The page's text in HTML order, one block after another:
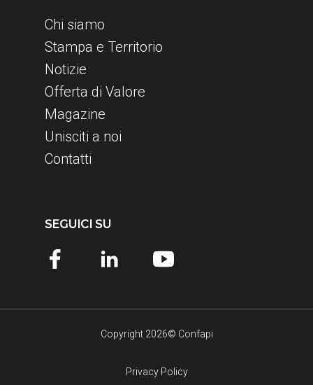
Chi siamo
Stampa e Territorio
Notizie
Offerta di Valore
Magazine
Unisciti a noi
Contatti
SEGUICI SU
Copyright 2026© Confapi
Privacy Policy